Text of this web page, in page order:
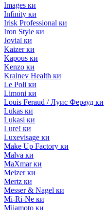
Images ки
Infinity ки
Irisk Professional ки
Iron Style ки
Jovial ки
Kaizer ки
Kapous ки
Kenzo ки
Krainev Health ки
Le Poli ки
Limoni ки
Louis Feraud / Луис Ферауд ки
Lukas ки
Lukasi ки
Lure! ки
Luxevisage ки
Make Up Factory ки
Malva ки
MaXmar ки
Meizer ки
Mertz ки
Messer & Nagel ки
Mi-Ri-Ne ки
Mijamoto ки